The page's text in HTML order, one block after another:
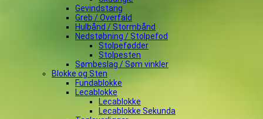
Gevindstang
Greb / Overfald
Hulbånd / Stormbånd
Nedstøbning / Stolpefod
Stolpefødder
Stolpesten
Sømbeslag / Søm vinkler
Blokke og Sten
Fundablokke
Lecablokke
Lecablokke
Lecablokke Sekunda